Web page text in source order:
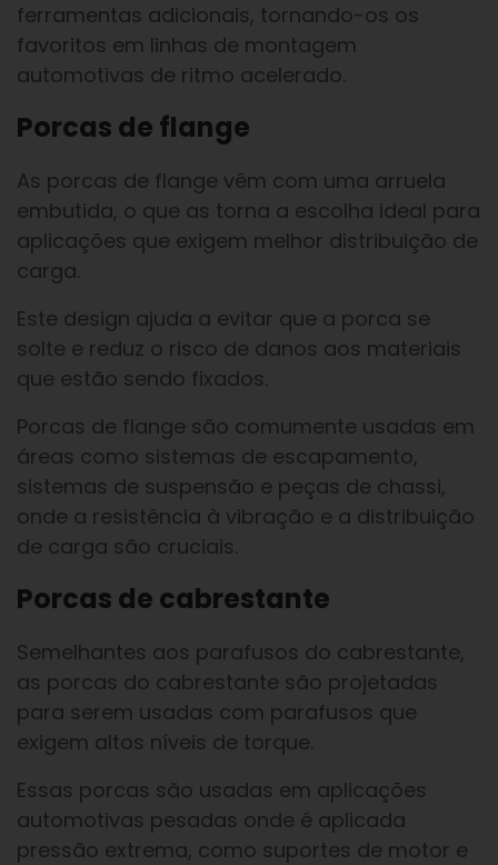
ferramentas adicionais, tornando-os os
favoritos em linhas de montagem
automotivas de ritmo acelerado.
Porcas de flange
As porcas de flange vêm com uma arruela
embutida, o que as torna a escolha ideal para
aplicações que exigem melhor distribuição de
carga.
Este design ajuda a evitar que a porca se
solte e reduz o risco de danos aos materiais
que estão sendo fixados.
Porcas de flange são comumente usadas em
áreas como sistemas de escapamento,
sistemas de suspensão e peças de chassi,
onde a resistência à vibração e a distribuição
de carga são cruciais.
Porcas de cabrestante
Semelhantes aos parafusos do cabrestante,
as porcas do cabrestante são projetadas
para serem usadas com parafusos que
exigem altos níveis de torque.
Essas porcas são usadas em aplicações
automotivas pesadas onde é aplicada
pressão extrema, como suportes de motor e